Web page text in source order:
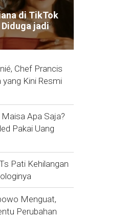
di TikTok
jadi
Chef Prancis
yang Kini Resmi
Apa Saja?
Pakai Uang
Pati Kehilangan
Menguat,
Perubahan